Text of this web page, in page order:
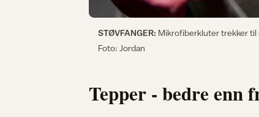
STØVFANGER: Mikrofiberkluter trekker til
Foto: Jordan
Tepper - bedre enn